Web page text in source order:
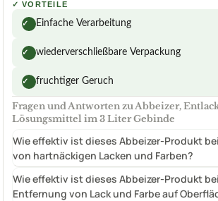
✓ VORTEILE
✓ Einfache Verarbeitung
✓ wiederverschließbare Verpackung
✓ fruchtiger Geruch
Fragen und Antworten zu Abbeizer,
Lösungsmittel im 3 Liter Gebinde
Wie effektiv ist dieses Abbeizer-Produkt
von hartnäckigen Lacken und Farben?
Wie effektiv ist dieses Abbeizer-Produkt
Entfernung von Lack und Farbe auf